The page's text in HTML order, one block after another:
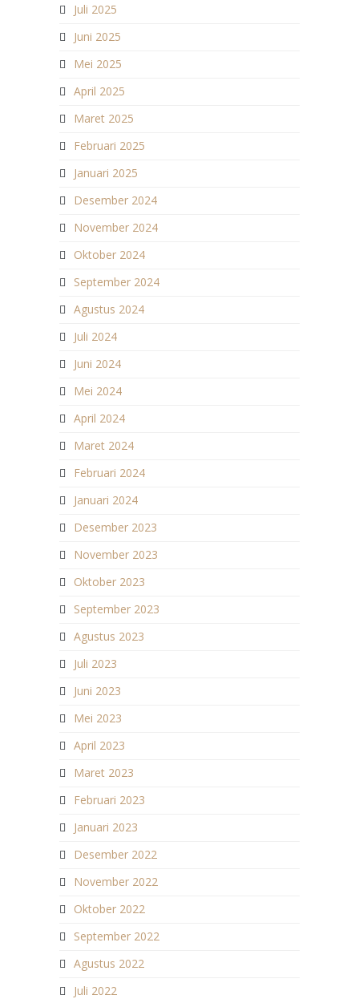
Juli 2025
Juni 2025
Mei 2025
April 2025
Maret 2025
Februari 2025
Januari 2025
Desember 2024
November 2024
Oktober 2024
September 2024
Agustus 2024
Juli 2024
Juni 2024
Mei 2024
April 2024
Maret 2024
Februari 2024
Januari 2024
Desember 2023
November 2023
Oktober 2023
September 2023
Agustus 2023
Juli 2023
Juni 2023
Mei 2023
April 2023
Maret 2023
Februari 2023
Januari 2023
Desember 2022
November 2022
Oktober 2022
September 2022
Agustus 2022
Juli 2022